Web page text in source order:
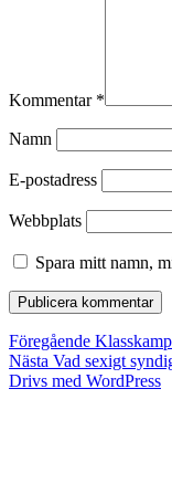
Kommentar *
Namn
E-postadress
Webbplats
Spara mitt namn,
Föregående
inlägg:
Nästa Nästa
inlägg:
Vad sexigt
Drivs med WordPress